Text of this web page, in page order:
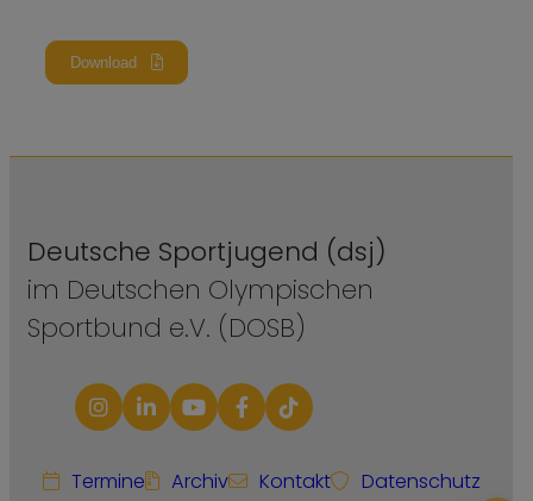
Download
Deutsche Sportjugend (dsj)
im Deutschen Olympischen
Sportbund e.V. (DOSB)
Termine Archiv Kontakt
Datenschutz